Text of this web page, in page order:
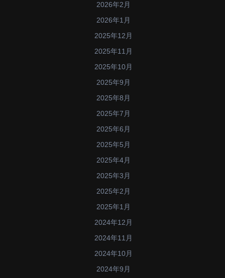
2026年2月
2026年1月
2025年12月
2025年11月
2025年10月
2025年9月
2025年8月
2025年7月
2025年6月
2025年5月
2025年4月
2025年3月
2025年2月
2025年1月
2024年12月
2024年11月
2024年10月
2024年9月